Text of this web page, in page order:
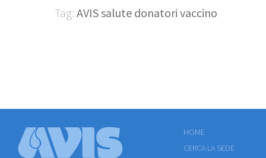
Tag: AVIS salute donatori vaccino
HOME
CERCA LA SEDE